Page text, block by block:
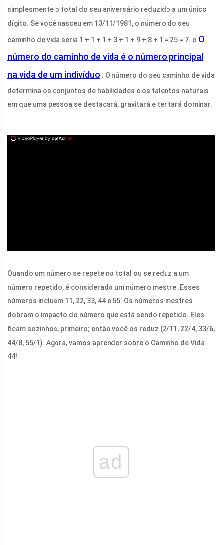
simplesmente o total do seu aniversário reduzido a um único
dígito. Se você nasceu em 13/11/1981, o número do seu
caminho de vida seria 1 + 1 + 1 + 3 + 1 + 9 + 8 + 1 = 25 = 7. o O
número do caminho de vida é o número principal
na vida de um indivíduo . O número do seu caminho de vida
determina os conjuntos de habilidades e os talentos naturais
em que uma pessoa se destacará, gravitará e tentará dominar.
Quando um número se repete no total ou se reduz a um
número repetido, é considerado um número mestre. Esses
números incluem 11, 22, 33, 44 e 55. Os números mestres
dobram o impacto do número que está sendo repetido. Eles
ficam sozinhos, primeiro; então você os reduz (2/11, 22/4, 33/6,
44/8, 55/1). Agora, vamos aprender sobre o Caminho de Vida
44!
ad